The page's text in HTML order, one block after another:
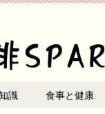
識 食事と健康